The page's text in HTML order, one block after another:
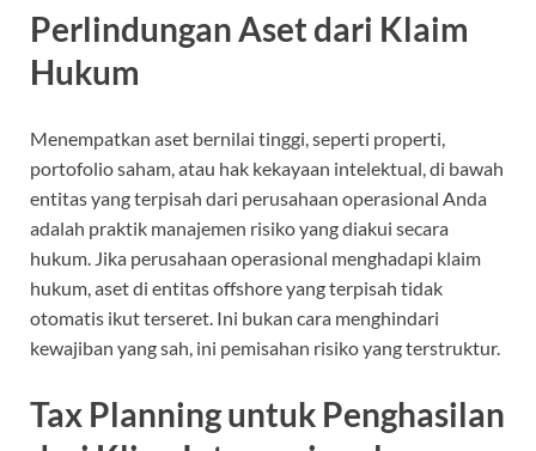
Perlindungan Aset dari Klaim
Hukum
Menempatkan aset bernilai tinggi, seperti properti,
portofolio saham, atau hak kekayaan intelektual, di bawah
entitas yang terpisah dari perusahaan operasional Anda
adalah praktik manajemen risiko yang diakui secara
hukum. Jika perusahaan operasional menghadapi klaim
hukum, aset di entitas offshore yang terpisah tidak
otomatis ikut terseret. Ini bukan cara menghindari
kewajiban yang sah, ini pemisahan risiko yang terstruktur.
Tax Planning untuk Penghasilan